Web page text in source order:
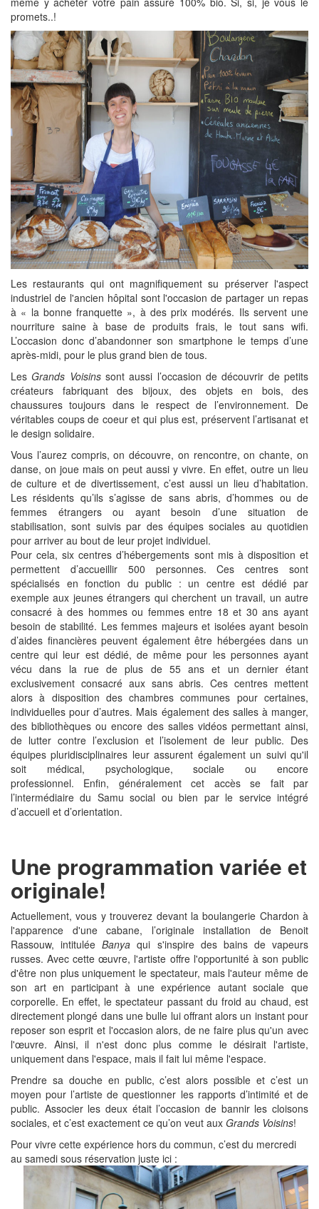
promets..!
Les restaurants qui ont magnifiquement su préserver l'aspect
industriel de l'ancien hôpital sont l'occasion de partager un repas
à « la bonne franquette », à des prix modérés. Ils servent une
nourriture saine à base de produits frais, le tout sans wifi.
L’occasion donc d’abandonner son smartphone le temps d’une
après-midi, pour le plus grand bien de tous.
LesGrands Voisinssont aussi l’occasion de découvrir de petits
créateurs fabriquant des bijoux, des objets en bois, des
chaussures toujours dans le respect de l’environnement. De
véritables coups de coeur et qui plus est, préservent l’artisanat et
le design solidaire.
Vous l’aurez compris, on découvre, on rencontre, on chante, on
danse, on joue mais on peut aussi y vivre. En effet, outre un lieu
de culture et de divertissement, c’est aussi un lieu d’habitation.
Les résidents qu’ils s’agisse de sans abris, d’hommes ou de
femmes étrangers ou ayant besoin d’une situation de
stabilisation, sont suivis par des équipes sociales au quotidien
pour arriver au bout de leur projet individuel.
Pour cela, six centres d’hébergements sont mis à disposition et
permettent d’accueillir 500 personnes. Ces centres sont
spécialisés en fonction du public : un centre est dédié par
exemple aux jeunes étrangers qui cherchent un travail, un autre
consacré à des hommes ou femmes entre 18 et 30 ans ayant
besoin de stabilité. Les femmes majeurs et isolées ayant besoin
d’aides financières peuvent également être hébergées dans un
centre qui leur est dédié, de même pour les personnes ayant
vécu dans la rue de plus de 55 ans et un dernier étant
exclusivement consacré aux sans abris. Ces centres mettent
alors à disposition des chambres communes pour certaines,
individuelles pour d’autres. Mais également des salles à manger,
des bibliothèques ou encore des salles vidéos permettant ainsi,
de lutter contre l’exclusion et l’isolement de leur public. Des
équipes pluridisciplinaires leur assurent également un suivi qu'il
soit médical, psychologique, sociale ou encore
professionnel. Enfin, généralement cet accès se fait par
l’intermédiaire du Samu social ou bien par le service intégré
d’accueil et d’orientation.
Une programmation variée et
originale!
Actuellement, vous y trouverez devant la boulangerie Chardon à
l'apparence d'une cabane, l’originale installation de Benoit
Rassouw, intituléeBanya qui s'inspire des bains de vapeurs
russes. Avec cette œuvre, l'artiste offre l'opportunité à son public
d'être non plus uniquement le spectateur, mais l'auteur même de
son art en participant à une expérience autant sociale que
corporelle. En effet, le spectateur passant du froid au chaud, est
directement plongé dans une bulle lui offrant alors un instant pour
reposer son esprit et l'occasion alors, de ne faire plus qu'un avec
l'œuvre. Ainsi, il n'est donc plus comme le désirait l'artiste,
uniquement dans l'espace, mais il fait lui même l'espace.
Prendre sa douche en public, c’est alors possible et c’est un
moyen pour l’artiste de questionner les rapports d’intimité et de
public. Associer les deux était l’occasion de bannir les cloisons
sociales, et c’est exactement ce qu’on veut aux Grands Voisins!
Pour vivre cette expérience hors du commun, c’est du mercredi
au samedi sous réservation juste ici :